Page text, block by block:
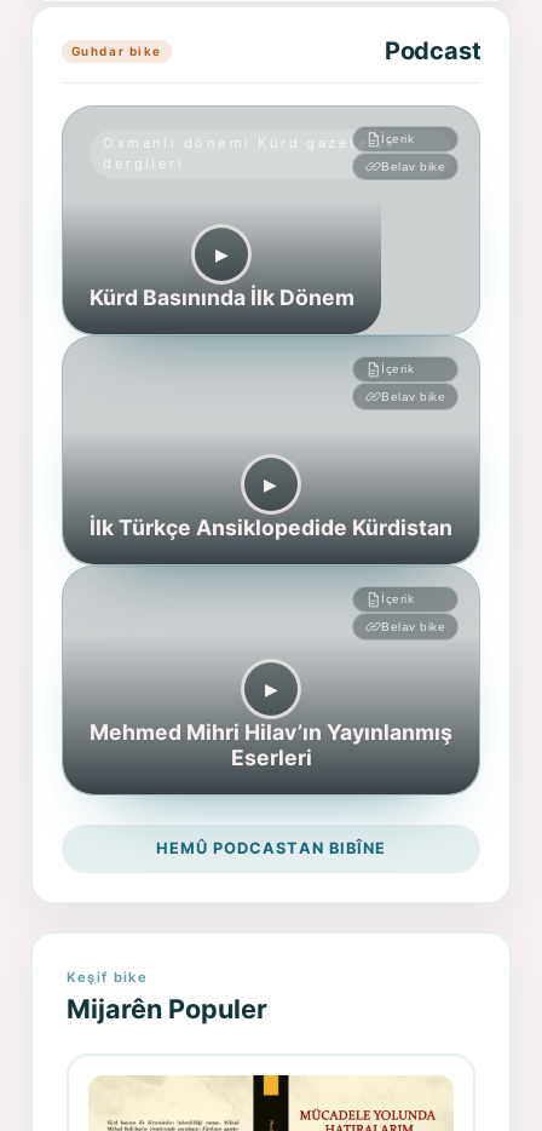
Guhdar bike Podcast
Osmanlı dönemi Kürd gazete ve
dergileri
İçerik
Belav bike
▶︎
Kürd Basınında İlk Dönem
İçerik
Belav bike
▶︎
İlk Türkçe Ansiklopedide Kürdistan
İçerik
Belav bike
▶︎
Mehmed Mihri Hilav’ın Yayınlanmış
Eserleri
HEMÛ PODCASTAN BIBÎNE
Keşif bike
Mijarên Populer